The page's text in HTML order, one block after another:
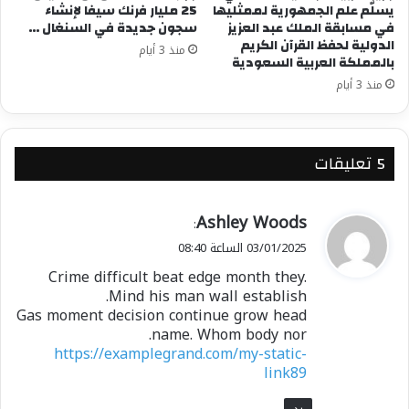
في إثراء المعلومات لدى المشاركين.
اهتمام جمعية الإحسان
تولي جمعية الإحسان اهتماماً كبيراً بالقرآن الكريم
وبخدمة المجتمع المسلم. تعمل الجمعية على تعزيز
التعليم القرآني وتوفير بيئة تعليمية ملائمة للنشء،
مما يسهم في بناء جيل واعٍ ومؤمن بالقيم الإسلامية.
القرآنية والمساهمة في نشر الثقافة الإسلامية.
يسلّم علم الجمهورية لممثليها
في مسابقة الملك عبد العزيز
الدولية لحفظ القرآن الكريم
بالمملكة العربية السعودية
منذ 3 أيام
25 مليار فرنك سيفا لإنشاء
سجون جديدة في السنغال …
منذ 3 أيام
‫5 تعليقات
ي
ق
ل
Ashley Woods
:
03/01/2025 الساعة 08:40
Crime difficult beat edge month they.
Mind his man wall establish.
Gas moment decision continue grow head
name. Whom body nor.
https://examplegrand.com/my-static-
link89